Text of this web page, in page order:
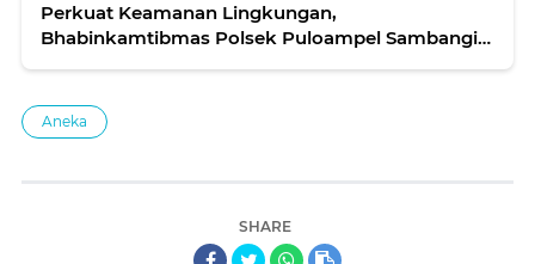
Perkuat Keamanan Lingkungan,
Bhabinkamtibmas Polsek Puloampel Sambangi
Aneka
SHARE